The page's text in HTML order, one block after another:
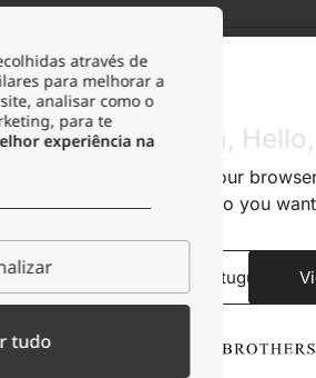
ALTURA DO PENDENTE
LARGURA DO PENDENTE
ACABAMENTO
ANTIALÉRGICO
RESISTENTE À ÁGUA
através de
para melhorar a
analisar como o
para te
experiência na
tudo
Olá, Hola,
We noticed that your
What store do you
View store in Portuguese